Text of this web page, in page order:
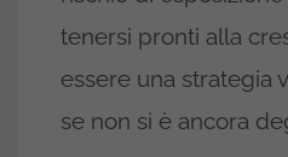
tenersi pronti alla
essere una strategia
se non si è ancora